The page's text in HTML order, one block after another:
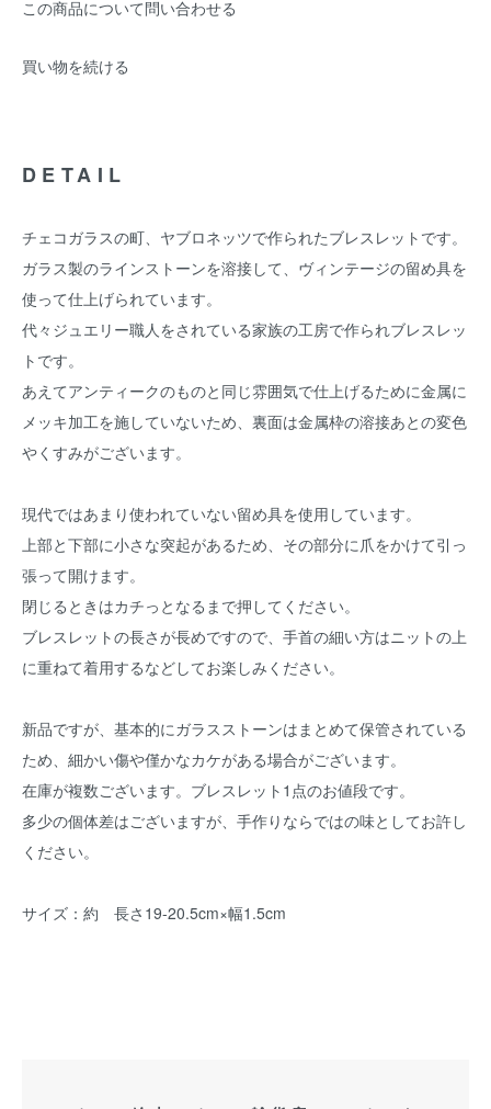
この商品について問い合わせる
買い物を続ける
DETAIL
チェコガラスの町、ヤブロネッツで作られたブレスレットです。
ガラス製のラインストーンを溶接して、ヴィンテージの留め具を
使って仕上げられています。
代々ジュエリー職人をされている家族の工房で作られブレスレッ
トです。
あえてアンティークのものと同じ雰囲気で仕上げるために金属に
メッキ加工を施していないため、裏面は金属枠の溶接あとの変色
やくすみがございます。
現代ではあまり使われていない留め具を使用しています。
上部と下部に小さな突起があるため、その部分に爪をかけて引っ
張って開けます。
閉じるときはカチっとなるまで押してください。
ブレスレットの長さが長めですので、手首の細い方はニットの上
に重ねて着用するなどしてお楽しみください。
新品ですが、基本的にガラスストーンはまとめて保管されている
ため、細かい傷や僅かなカケがある場合がございます。
在庫が複数ございます。ブレスレット1点のお値段です。
多少の個体差はございますが、手作りならではの味としてお許し
ください。
サイズ：約 長さ19-20.5cm×幅1.5cm